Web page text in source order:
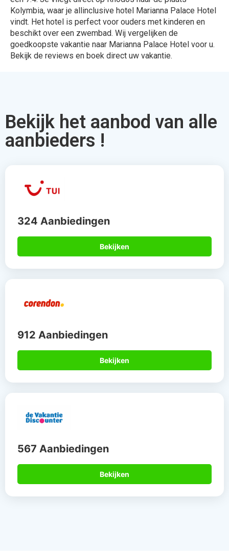
Kolymbia, waar je allinclusive hotel Marianna Palace Hotel
vindt. Het hotel is perfect voor ouders met kinderen en
beschikt over een zwembad. Wij vergelijken de
goedkoopste vakantie naar Marianna Palace Hotel voor u.
Bekijk de reviews en boek direct uw vakantie.
Bekijk het aanbod van alle
aanbieders !
324 Aanbiedingen
Bekijken
912 Aanbiedingen
Bekijken
567 Aanbiedingen
Bekijken